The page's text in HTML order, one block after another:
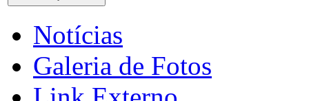
Notícias
Galeria de Fotos